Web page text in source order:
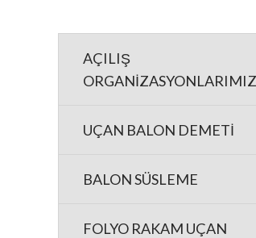
AÇILIŞ
ORGANİZASYONLARIMIZ
UÇAN BALON DEMETİ
BALON SÜSLEME
FOLYO RAKAM UÇAN